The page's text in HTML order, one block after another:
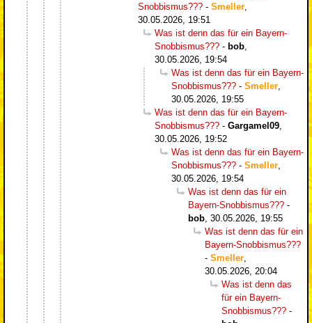
Snobbismus??? - Smeller
30.05.2026, 19:51
Was ist denn das für ein Bayern-
Snobbismus??? - bob
30.05.2026, 19:54
Was ist denn das für ein Bayern-
Snobbismus??? - Smeller
30.05.2026, 19:55
Was ist denn das für ein Bayern-
Snobbismus??? - Gargamel09
30.05.2026, 19:52
Was ist denn das für ein Bayern-
Snobbismus??? - Smeller
30.05.2026, 19:54
Was ist denn das für ein
Bayern-Snobbismus??? -
bob 30.05.2026, 19:55
Was ist denn das für ein
Bayern-Snobbismus???
- Smeller
30.05.2026, 20:04
Was ist denn das
für ein Bayern-
Snobbismus??? -